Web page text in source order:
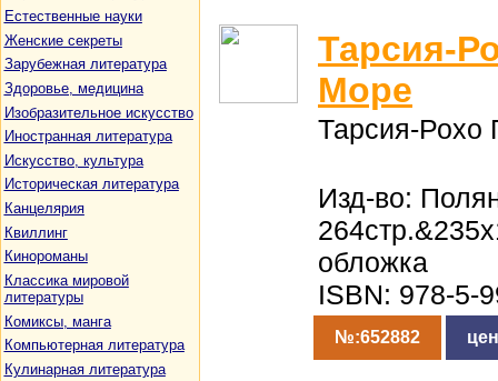
Естественные науки
Женские секреты
Зарубежная литература
Здоровье, медицина
Изобразительное искусство
Иностранная литература
Искусство, культура
Историческая литература
Канцелярия
Квиллинг
Кинороманы
Классика мировой
литературы
Комиксы, манга
Компьютерная литература
Кулинарная литература
Тарсия-
Море
Тарсия-Рохо
Изд-во:
обложка
ISBN: 978-5-
№:652882